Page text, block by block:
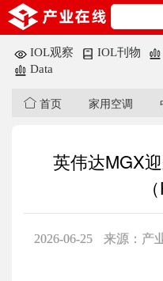
IOL观察 IOL刊物
Data
首页 家用空调
英伟达MGX
2026-06-25 来源：产